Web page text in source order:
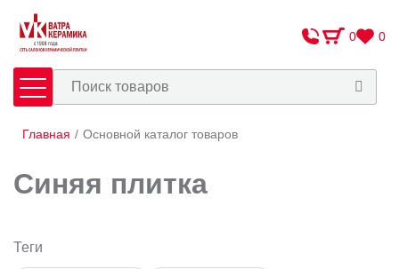
0 0
Оплата и доставка
Главная / Основной каталог товаров
Синяя плитка
Теги
Назначение